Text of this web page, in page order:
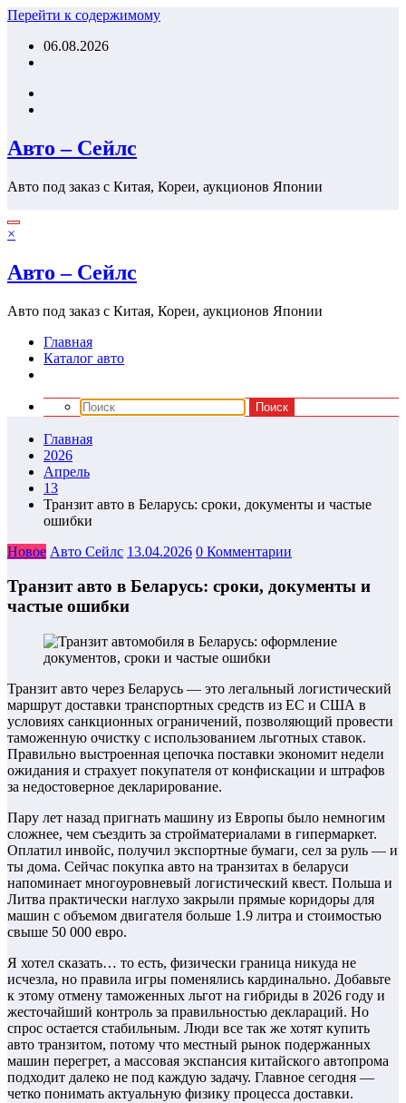
Перейти к содержимому
06.08.2026
Авто – Сейлс
Авто под заказ с Китая, Кореи, аукционов Японии
×
Авто – Сейлс
Авто под заказ с Китая, Кореи, аукционов Японии
Главная
Каталог авто
Главная
2026
Апрель
13
Транзит авто в Беларусь: сроки, документы и частые
ошибки
Новое Авто Сейлс 13.04.2026 0 Комментарии
Транзит авто в Беларусь: сроки, документы и
частые ошибки
Транзит авто через Беларусь — это легальный логистический
маршрут доставки транспортных средств из ЕС и США в
условиях санкционных ограничений, позволяющий провести
таможенную очистку с использованием льготных ставок.
Правильно выстроенная цепочка поставки экономит недели
ожидания и страхует покупателя от конфискации и штрафов
за недостоверное декларирование.
Пару лет назад пригнать машину из Европы было немногим
сложнее, чем съездить за стройматериалами в гипермаркет.
Оплатил инвойс, получил экспортные бумаги, сел за руль — и
ты дома. Сейчас покупка авто на транзитах в беларуси
напоминает многоуровневый логистический квест. Польша и
Литва практически наглухо закрыли прямые коридоры для
машин с объемом двигателя больше 1.9 литра и стоимостью
свыше 50 000 евро.
Я хотел сказать… то есть, физически граница никуда не
исчезла, но правила игры поменялись кардинально. Добавьте
к этому отмену таможенных льгот на гибриды в 2026 году и
жесточайший контроль за правильностью деклараций. Но
спрос остается стабильным. Люди все так же хотят купить
авто транзитом, потому что местный рынок подержанных
машин перегрет, а массовая экспансия китайского автопрома
подходит далеко не под каждую задачу. Главное сегодня —
четко понимать актуальную физику процесса доставки.